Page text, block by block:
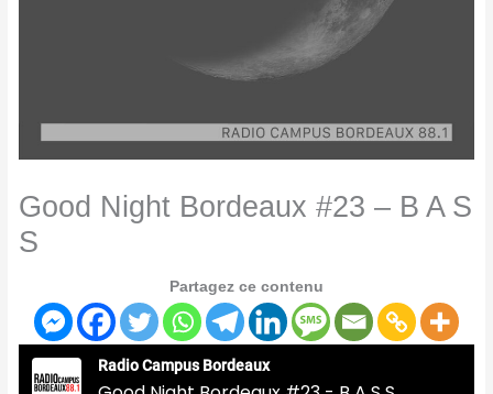
Good Night Bordeaux #23 – B A S
S
Partagez ce contenu
Radio Campus Bordeaux